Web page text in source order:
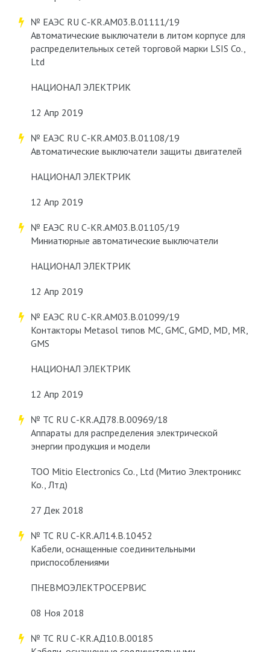
№ ЕАЭС RU С-KR.АМ03.В.01111/19
Автоматические выключатели в литом корпусе для
распределительных сетей торговой марки LSIS Co.,
Ltd
НАЦИОНАЛ ЭЛЕКТРИК
12 Апр 2019
№ ЕАЭС RU С-KR.АМ03.В.01108/19
Автоматические выключатели защиты двигателей
НАЦИОНАЛ ЭЛЕКТРИК
12 Апр 2019
№ ЕАЭС RU С-KR.АМ03.В.01105/19
Миниатюрные автоматические выключатели
НАЦИОНАЛ ЭЛЕКТРИК
12 Апр 2019
№ ЕАЭС RU С-KR.АМ03.В.01099/19
Контакторы Metasol типов MC, GMC, GMD, MD, MR,
GMS
НАЦИОНАЛ ЭЛЕКТРИК
12 Апр 2019
№ ТС RU С-KR.АД78.В.00969/18
Аппараты для распределения электрической
энергии продукция и модели
ТОО Mitio Electronics Co., Ltd (Митио Электроникс
Ко., Лтд)
27 Дек 2018
№ ТС RU С-KR.АЛ14.В.10452
Кабели, оснащенные соединительными
приспособлениями
ПНЕВМОЭЛЕКТРОСЕРВИС
08 Ноя 2018
№ ТС RU С-KR.АД10.В.00185